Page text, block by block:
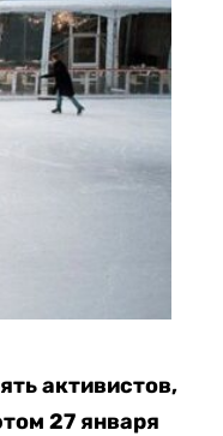
активистов,
27 января